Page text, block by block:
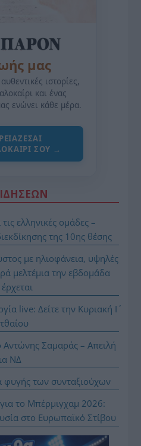
μας
ιστορίες,
και ένας
ενώνει κάθε μέρα.
ΣΟΥ →
ελληνικές ομάδες –
της 10ης θέσης
με ηλιοφάνεια, υψηλές
μελτέμια την εβδομάδα
live: Δείτε την Κυριακή Ι΄
Σαμαράς – Απειλή
ΝΔ
φυγής των συνταξιούχων
το Μπέρμιγχαμ 2026:
στο Ευρωπαϊκό Στίβου